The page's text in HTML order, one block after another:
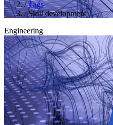
/ Tags
/ Skill development
Engineering